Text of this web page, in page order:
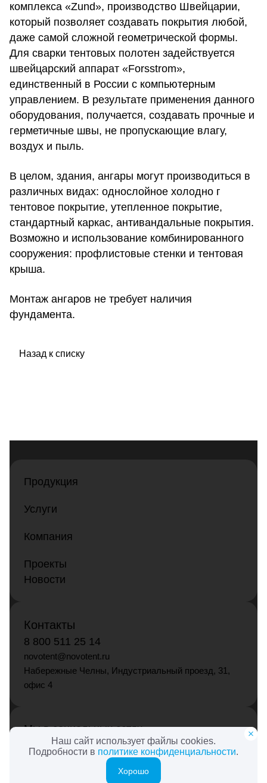
комплекса «Zund», производство Швейцарии,
который позволяет создавать покрытия любой,
даже самой сложной геометрической формы.
Для сварки тентовых полотен задействуется
швейцарский аппарат «Forsstrom»,
единственный в России с компьютерным
управлением. В результате применения данного
оборудования, получается, создавать прочные и
герметичные швы, не пропускающие влагу,
воздух и пыль.
В целом, здания, ангары могут производиться в
различных видах: однослойное холодно г
тентовое покрытие, утепленное покрытие,
стандартный каркас, антивандальные покрытия.
Возможно и использование комбинированного
сооружения: профлистовые стенки и тентовая
крыша.
Монтаж ангаров не требует наличия
фундамента.
Назад к списку
Наш сайт использует файлы cookies.
Подробности в политике конфиденциальности.
Хорошо
Продукция
Услуги
Компания
Проекты
Новости
Контакты
8 800 511 25 14
novotent@novotent.ru
Набережные Челны, Индустриальный проезд, 31,
офис 4
Мы в социальных сетях